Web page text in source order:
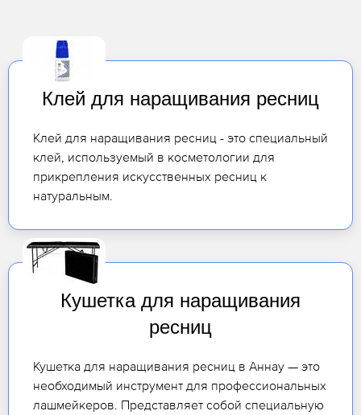
Клей для наращивания ресниц
Клей для наращивания ресниц - это специальный
клей, используемый в косметологии для
прикрепления искусственных ресниц к
натуральным.
Кушетка для наращивания
ресниц
Кушетка для наращивания ресниц в Аннау — это
необходимый инструмент для профессиональных
лашмейкеров. Представляет собой специальную